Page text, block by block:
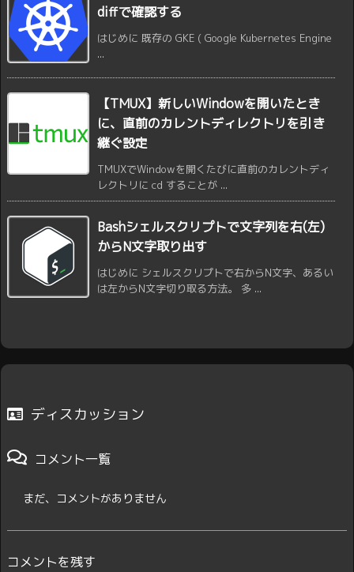
diffで確認する
はじめに 既存の GKE ( Google Kubernetes Engine
...
【TMUX】新しいWindowを開いたとき
に、直前のカレントディレクトリを引き
継ぐ設定
TMUXでWindowを開くたびに直前のカレントディ
レクトリに cd することが ...
Bashシェルスクリプトで文字列を右(左)
からN文字取り出す
はじめに シェルスクリプトで右からN文字、あるい
は左からN文字切り取る方法。 多 ...
ディスカッション
コメント一覧
まだ、コメントがありません
コメントを残す